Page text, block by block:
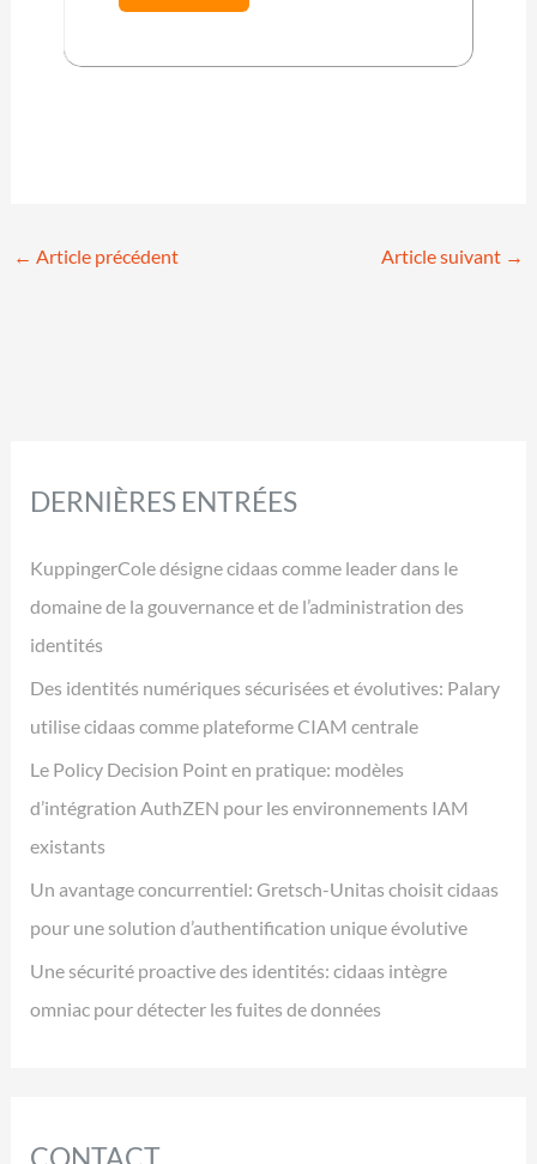
← Article précédent Article suivant →
DERNIÈRES ENTRÉES
KuppingerCole désigne cidaas comme leader dans le
domaine de la gouvernance et de l’administration des
identités
Des identités numériques sécurisées et évolutives: Palary
utilise cidaas comme plateforme CIAM centrale
Le Policy Decision Point en pratique: modèles
d’intégration AuthZEN pour les environnements IAM
existants
Un avantage concurrentiel: Gretsch-Unitas choisit cidaas
pour une solution d’authentification unique évolutive
Une sécurité proactive des identités: cidaas intègre
omniac pour détecter les fuites de données
CONTACT